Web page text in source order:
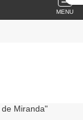
MENU